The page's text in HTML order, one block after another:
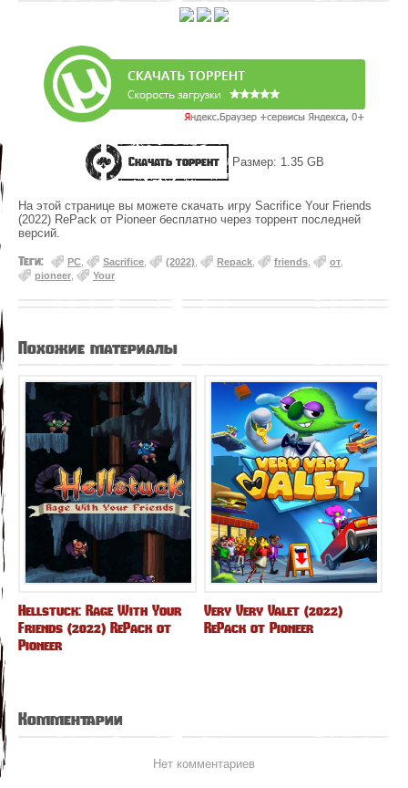
Скачать торрент Размер: 1.35 GB
На этой странице вы можете скачать игру Sacrifice Your Friends
(2022) RePack от Pioneer бесплатно через торрент последней
версий.
Теги: PC Sacrifice (2022) Repack friends от
pioneer
Your
Похожие материалы
Hellstuck: Rage With Your
Friends (2022) RePack от
Pioneer
Very Very Valet (2022)
RePack от Pioneer
Комментарии
Нет комментариев